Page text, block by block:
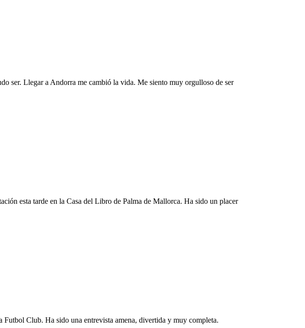
ser. Llegar a Andorra me cambió la vida. Me siento muy orgulloso de ser
esta tarde en la Casa del Libro de Palma de Mallorca. Ha sido un placer
Club. Ha sido una entrevista amena, divertida y muy completa.